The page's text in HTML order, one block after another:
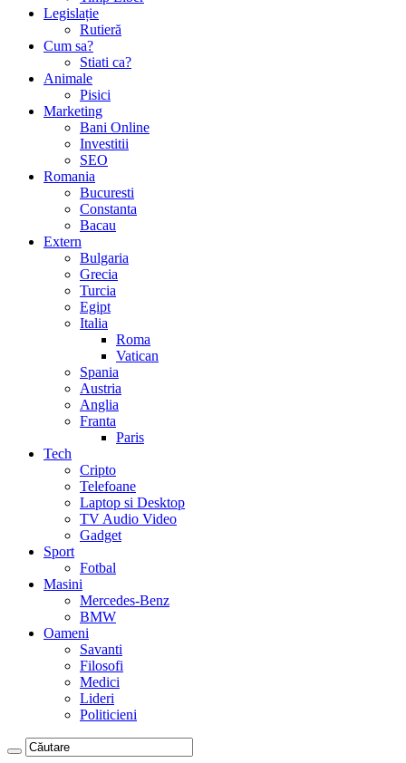
Legislație
Rutieră
Cum sa?
Stiati ca?
Animale
Pisici
Marketing
Bani Online
Investitii
SEO
Romania
Bucuresti
Constanta
Bacau
Extern
Bulgaria
Grecia
Turcia
Egipt
Italia
Roma
Vatican
Spania
Austria
Anglia
Franta
Paris
Tech
Cripto
Telefoane
Laptop si Desktop
TV Audio Video
Gadget
Sport
Fotbal
Masini
Mercedes-Benz
BMW
Oameni
Savanti
Filosofi
Medici
Lideri
Politicieni